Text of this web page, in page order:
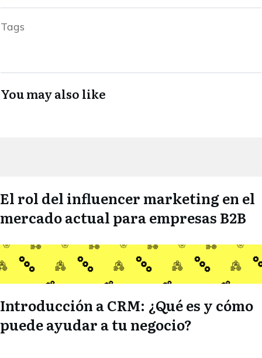
Tags
You may also like
El rol del influencer marketing en el
mercado actual para empresas B2B
Introducción a CRM: ¿Qué es y cómo
puede ayudar a tu negocio?